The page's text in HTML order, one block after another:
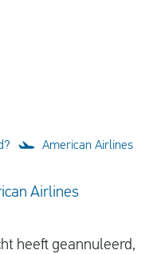
American Airlines
Airlines
heeft geannuleerd,